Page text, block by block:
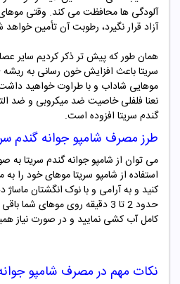
آلودگی ها محافظت می کند. وقتی موهای
آزاد قرار نگیرد، رطوبت آن تأمین
همان طور که پیش تر ذکر کردیم سایر
سریتا باعث افزایش خون رسانی به
موهایی شاداب و با طراوت خواهید
نعنا فلفلی خاصیت ضد میکروبی و ضد
گندم سریتا افزوده است.
طرز مصرف شامپو جوانه گندم
می توان از شامپو جوانه گندم سریتا به
استفاده از شامپو سریتا موهای خود را
کنید و به آرامی و با نوک انگشتان
حدود 2 تا 3 دقیقه روی موهای
کامل آب کشی نمایید و در صورت نیاز
نکات مهم در مصرف شامپو